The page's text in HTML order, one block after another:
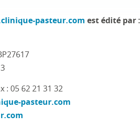
pasteur.com est édité par :
: 05 62 21 31 32
pasteur.com